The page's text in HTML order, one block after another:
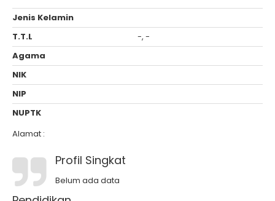
Jenis Kelamin
T.T.L
-, -
Agama
NIK
NIP
NUPTK
Alamat :
Profil Singkat
Belum ada data